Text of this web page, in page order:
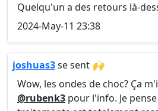
Quelqu'un a des retours là-
2024-May-11 23:38
joshuas3se sent 🙌
Wow, les ondes de choc? Ça
@rubenk3 pour l'info. Je